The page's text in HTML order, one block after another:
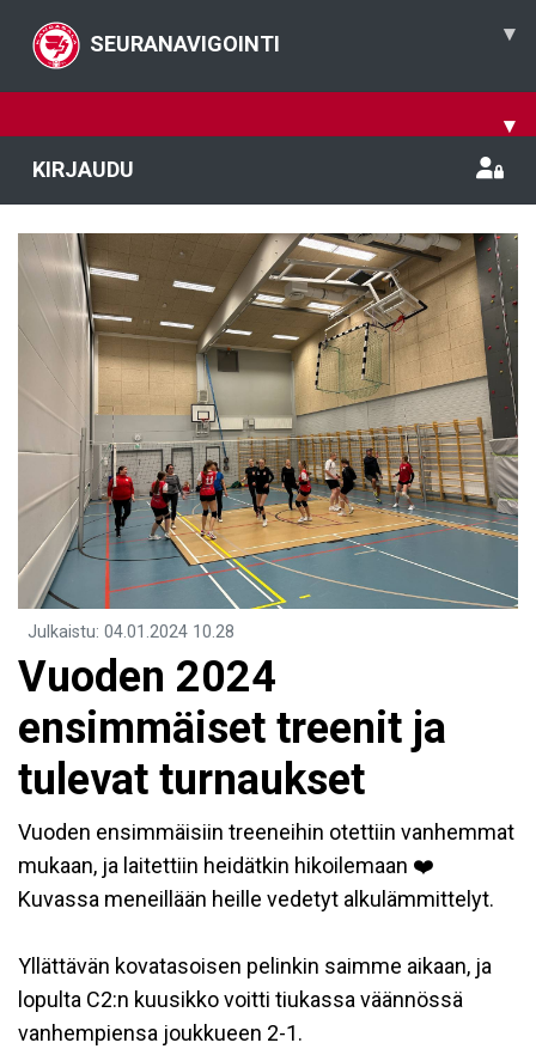
SEURANAVIGOINTI ▾
▾
KIRJAUDU
Julkaistu: 04.01.2024 10.28
Vuoden 2024
ensimmäiset treenit ja
tulevat turnaukset
Vuoden ensimmäisiin treeneihin otettiin vanhemmat
mukaan, ja laitettiin heidätkin hikoilemaan ❤️
Kuvassa meneillään heille vedetyt alkulämmittelyt.
Yllättävän kovatasoisen pelinkin saimme aikaan, ja
lopulta C2:n kuusikko voitti tiukassa väännössä
vanhempiensa joukkueen 2-1.